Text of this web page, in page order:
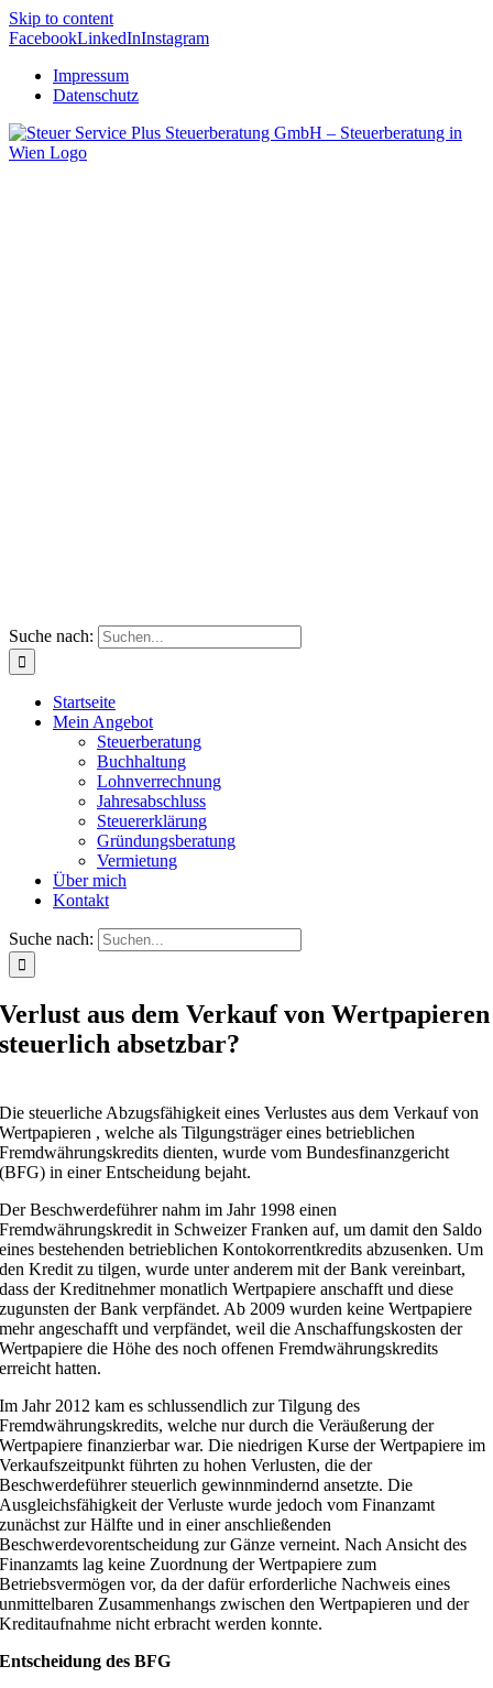
Skip to content
FacebookLinkedInInstagram
Impressum
Datenschutz
Suche nach:
Startseite
Mein Angebot
Steuerberatung
Buchhaltung
Lohnverrechnung
Jahresabschluss
Steuererklärung
Gründungsberatung
Vermietung
Über mich
Kontakt
Suche nach:
Verlust aus dem Verkauf von Wertpapieren
steuerlich absetzbar?
Die steuerliche Abzugsfähigkeit eines Verlustes aus dem Verkauf von
Wertpapieren , welche als Tilgungsträger eines betrieblichen
Fremdwährungskredits dienten, wurde vom Bundesfinanzgericht
(BFG) in einer Entscheidung bejaht.
Der Beschwerdeführer nahm im Jahr 1998 einen
Fremdwährungskredit in Schweizer Franken auf, um damit den Saldo
eines bestehenden betrieblichen Kontokorrentkredits abzusenken. Um
den Kredit zu tilgen, wurde unter anderem mit der Bank vereinbart,
dass der Kreditnehmer monatlich Wertpapiere anschafft und diese
zugunsten der Bank verpfändet. Ab 2009 wurden keine Wertpapiere
mehr angeschafft und verpfändet, weil die Anschaffungskosten der
Wertpapiere die Höhe des noch offenen Fremdwährungskredits
erreicht hatten.
Im Jahr 2012 kam es schlussendlich zur Tilgung des
Fremdwährungskredits, welche nur durch die Veräußerung der
Wertpapiere finanzierbar war. Die niedrigen Kurse der Wertpapiere im
Verkaufszeitpunkt führten zu hohen Verlusten, die der
Beschwerdeführer steuerlich gewinnmindernd ansetzte. Die
Ausgleichsfähigkeit der Verluste wurde jedoch vom Finanzamt
zunächst zur Hälfte und in einer anschließenden
Beschwerdevorentscheidung zur Gänze verneint. Nach Ansicht des
Finanzamts lag keine Zuordnung der Wertpapiere zum
Betriebsvermögen vor, da der dafür erforderliche Nachweis eines
unmittelbaren Zusammenhangs zwischen den Wertpapieren und der
Kreditaufnahme nicht erbracht werden konnte.
Entscheidung des BFG